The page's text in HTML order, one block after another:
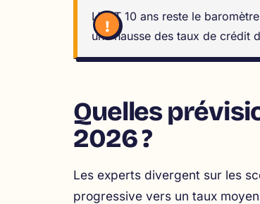
L’OAT 10 ans reste le
une hausse des taux de crédit
Quelles
2026 ?
Les experts divergent sur les
progressive vers un taux